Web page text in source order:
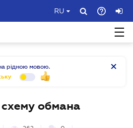
RU
рідною мовою.
обмана